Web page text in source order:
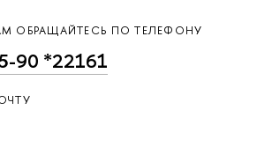
ОБРАЩАЙТЕСЬ ПО ТЕЛЕФОНУ
90 *22161